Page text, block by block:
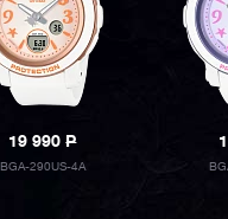
19 990P
BGA-290US-4A